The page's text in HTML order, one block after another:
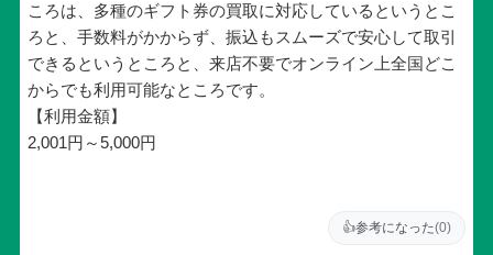
ころは、多種のギフト券の買取に対応しているというとこ
ろと、手数料がかからず、振込もスムーズで安心して取引
できるというところと、来店不要でオンライン上全国どこ
からでも利用可能なところです。
【利用金額】
2,001円～5,000円
👍参考になった(0)